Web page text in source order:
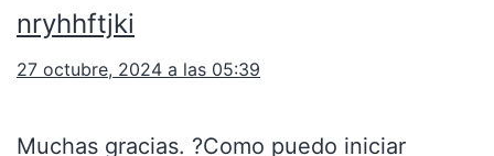
nryhhftjki
27 octubre, 2024 a las 05:39
Muchas gracias. ?Como puedo iniciar